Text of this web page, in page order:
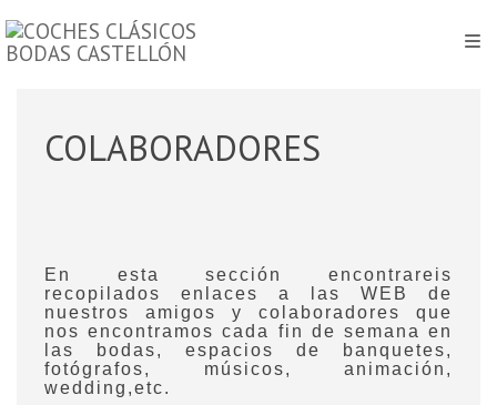
COLABORADORES
En esta sección encontrareis
recopilados enlaces a las WEB de
nuestros amigos y colaboradores que
nos encontramos cada fin de semana en
las bodas, espacios de banquetes,
fotógrafos, músicos, animación,
wedding,etc.